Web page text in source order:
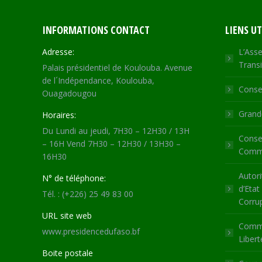
INFORMATIONS CONTACT
Adresse:
Palais présidentiel de Koulouba. Avenue
de l´Indépendance, Koulouba,
Ouagadougou
Horaires:
Du Lundi au jeudi, 7H30 – 12H30 / 13H
– 16H Vend 7H30 – 12H30 / 13H30 –
16H30
N° de téléphone:
Tél. : (+226) 25 49 83 00
URL site web
www.presidencedufaso.bf
Boite postale
LIENS